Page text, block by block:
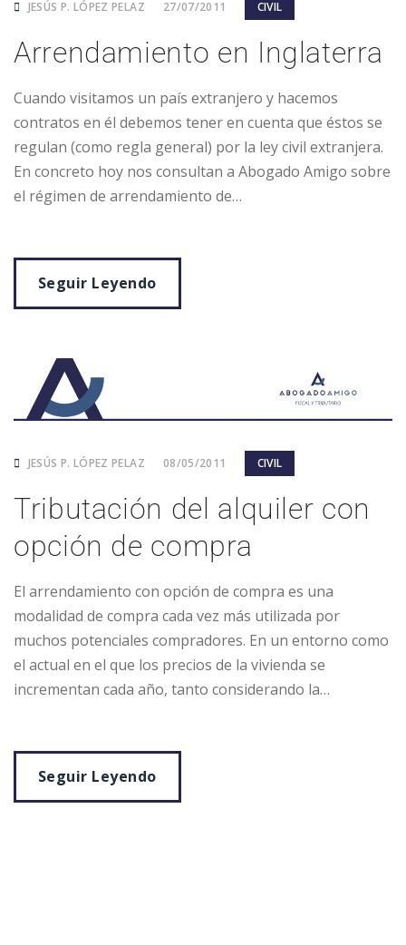
JESÚS P. LÓPEZ PELAZ 27/07/2011 CIVIL
Arrendamiento en Inglaterra
Cuando visitamos un país extranjero y hacemos
contratos en él debemos tener en cuenta que éstos se
regulan (como regla general) por la ley civil extranjera.
En concreto hoy nos consultan a Abogado Amigo sobre
el régimen de arrendamiento de…
Seguir Leyendo
JESÚS P. LÓPEZ PELAZ 08/05/2011 CIVIL
Tributación del alquiler con
opción de compra
El arrendamiento con opción de compra es una
modalidad de compra cada vez más utilizada por
muchos potenciales compradores. En un entorno como
el actual en el que los precios de la vivienda se
incrementan cada año, tanto considerando la…
Seguir Leyendo